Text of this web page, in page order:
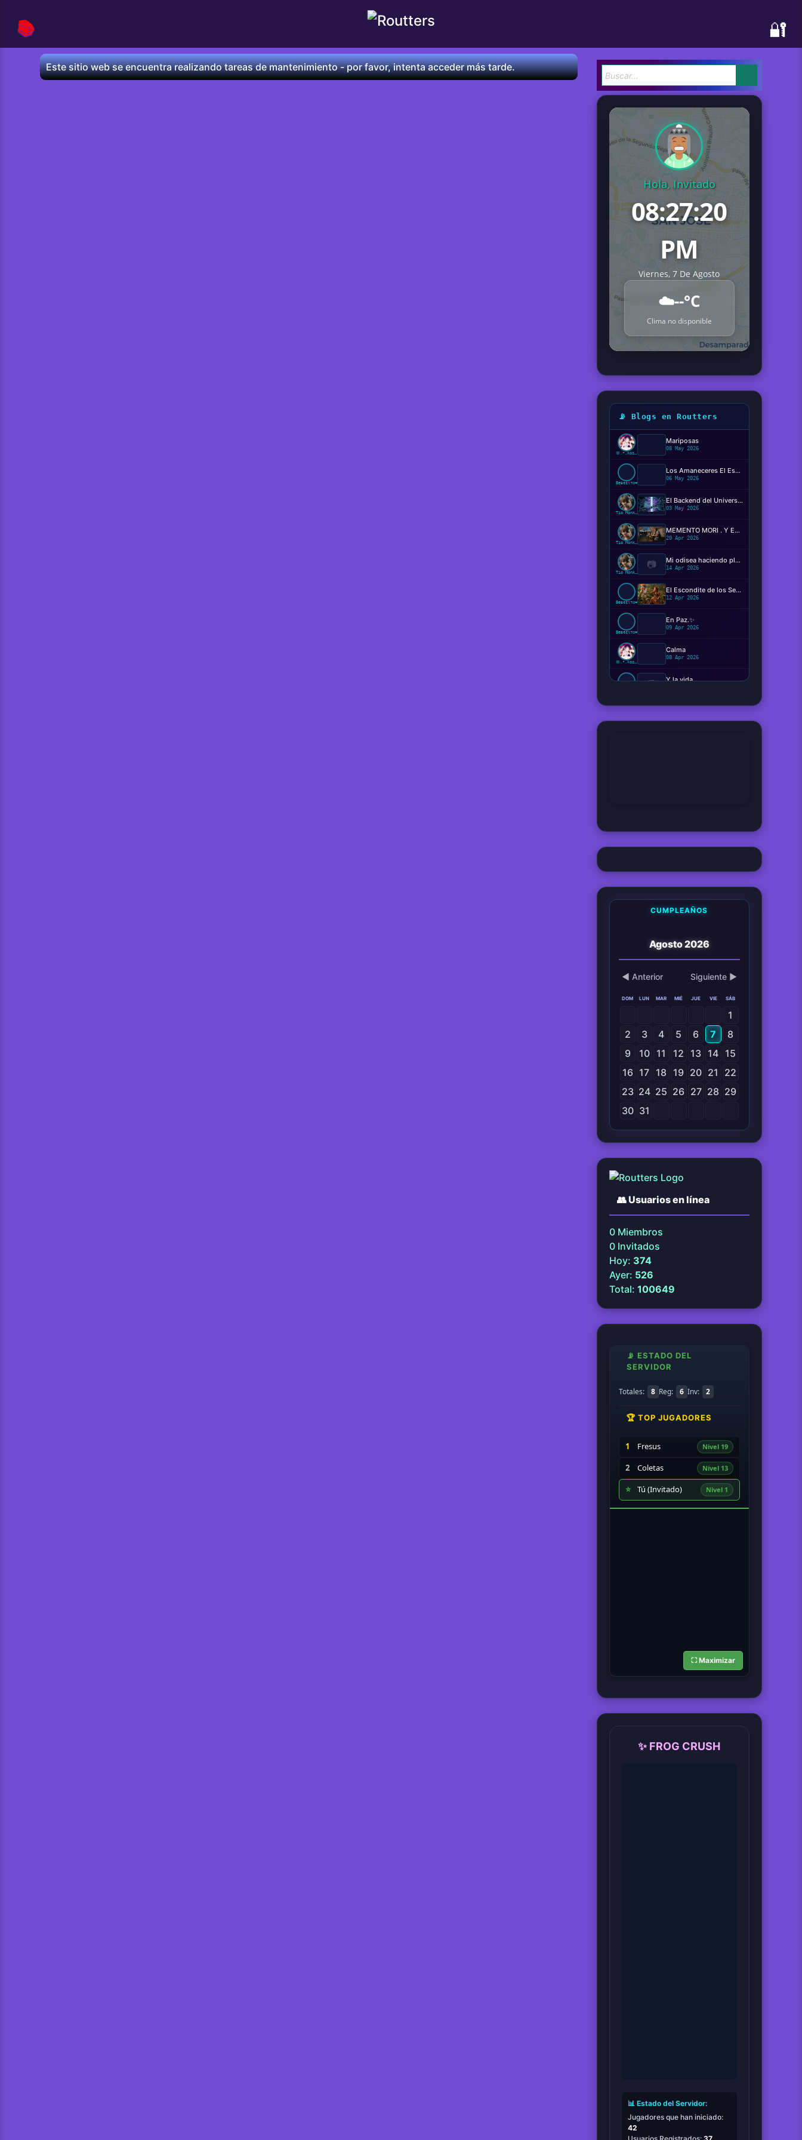
🔐
📚
Este sitio web se encuentra realizando tareas de mantenimiento - por favor, intenta acceder más tarde.
Hola, Invitado
08:27:21
PM
Viernes, 7 De Agosto
☁️--°C
Clima no disponible
📡 Blogs en Routters
ꕥ.•.kosaki.•.🦋
Mariposas
08 May 2026
Beвє¢ιтα❤️
Los Amaneceres El Espectáculo Silencioso ✨️
06 May 2026
Tío Monkey
El Backend del Universo: Determinismo, Conciencia y el Código de la Realidad
03 May 2026
Tío Monkey
MEMENTO MORI . Y EL MIEDO DE MORIR?
20 Apr 2026
Tío Monkey
📷 Mi odisea haciendo plugins
14 Apr 2026
Beвє¢ιтα❤️
El Escondite de los Sentimientos
12 Apr 2026
Beвє¢ιтα❤️
En Paz.✨️
09 Apr 2026
ꕥ.•.kosaki.•.🦋
Calma
08 Apr 2026
📷 Y la vida...
Tío Monkey
Hemos viajado verdaderamente en el tiempo ?
CUMPLEAÑOS
Agosto 2026
◀ Anterior Siguiente ▶
DOM LUN MAR MIÉ JUE VIE SÁB
1
2
3 4 5 6 7
8
9
10 11 12 13 14 15
16 17 18 19 20 21
22
23 24 25 26 27 28 29
30 31
👥Usuarios en línea
0 Miembros
0 Invitados
Hoy: 374
Ayer: 526
Total: 100649
📡 ESTADO DEL
SERVIDOR
Totales: 8 Reg: 6 Inv: 2
🏆 TOP JUGADORES
1 Fresus Nivel 19
2 Coletas Nivel 13
⭐ Tú (Invitado) Nivel 1
⛶ Maximizar
✨ FROG CRUSH
📊 Estado del Servidor:
Jugadores que han iniciado:
42